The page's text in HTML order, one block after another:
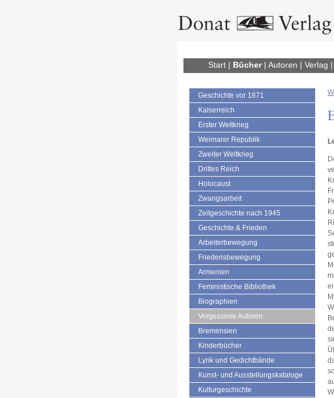
Start| Bücher| Autoren | Verlag |
Geschichte vor 1871
Kaiserreich
Erster Weltkrieg
Weimarer Republik
Zweiter Weltkrieg
Drittes Reich
Holocaust
Zwangsarbeit
Zeitgeschichte nach 1945
Geschichte & Frieden
Arbeiterbewegung
Friedensbewegung
Armenien
Feministische Bibliothek
Biographien
Vergessene Autoren
Bremensien
Kinderbücher
Lyrik und Gedichtbände
Kunst- und Ausstellungskataloge
Kulturgeschichte